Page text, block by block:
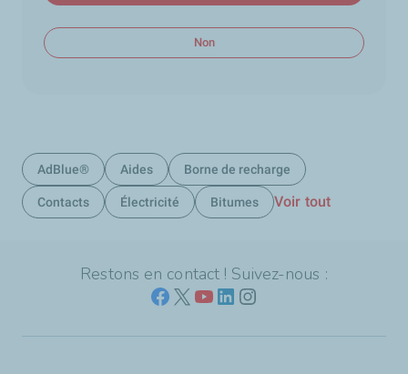
Non
AdBlue® Aides Borne de recharge
Contacts Électricité Bitumes Voir tout
Restons en contact ! Suivez-nous :